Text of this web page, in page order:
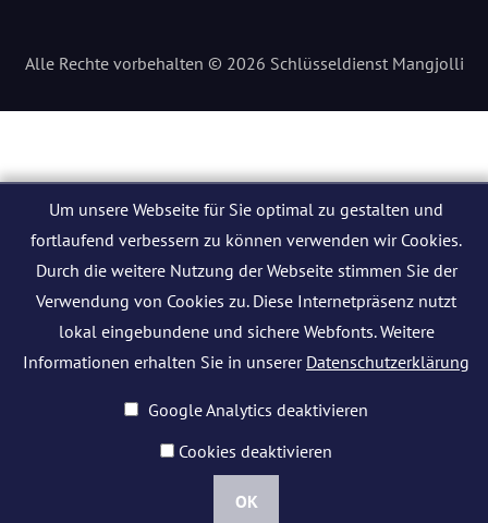
Alle Rechte vorbehalten © 2026 Schlüsseldienst Mangjolli
Um unsere Webseite für Sie optimal zu gestalten und
fortlaufend verbessern zu können verwenden wir Cookies.
Durch die weitere Nutzung der Webseite stimmen Sie der
Verwendung von Cookies zu. Diese Internetpräsenz nutzt
lokal eingebundene und sichere Webfonts. Weitere
Informationen erhalten Sie in unserer Datenschutzerklärung
Google Analytics deaktivieren
Cookies deaktivieren
OK